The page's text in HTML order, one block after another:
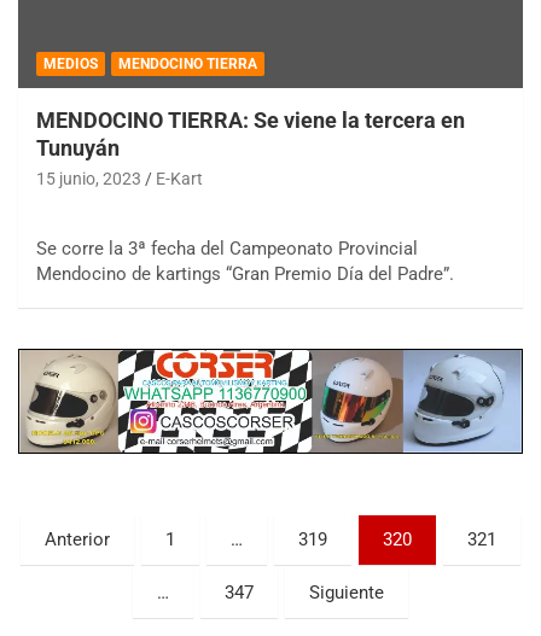
MEDIOS MENDOCINO TIERRA
MENDOCINO TIERRA: Se viene la tercera en
Tunuyán
15 junio, 2023 E-Kart
Se corre la 3ª fecha del Campeonato Provincial
Mendocino de kartings “Gran Premio Día del Padre”.
Paginación
de
entradas
Anterior 1 … 319 320 321
… 347 Siguiente
COBERTURA ESPECIAL DE E-KART.COM.AR
IAME SERIES ARGENTINA 6
Ramiro Tot (Asfalto)
Baradero (Buenos Aires)
Villaguay (Entre Ríos)